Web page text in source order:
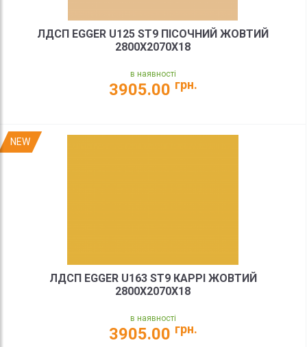
ЛДСП EGGER U125 ST9 ПІСОЧНИЙ ЖОВТИЙ
2800X2070X18
в наявності
3905.00 грн.
NEW
ЛДСП EGGER U163 ST9 КАРРІ ЖОВТИЙ
2800X2070X18
в наявності
3905.00 грн.